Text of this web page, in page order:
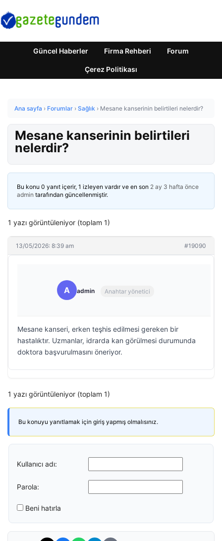
Güncel Haberler Firma Rehberi Forum
Çerez Politikası
Ana sayfa › Forumlar › Sağlık › Mesane kanserinin belirtileri nelerdir?
Mesane kanserinin belirtileri
nelerdir?
Bu konu 0 yanıt içerir, 1 izleyen vardır ve en son 2 ay 3 hafta önce
admin tarafından güncellenmiştir.
1 yazı görüntüleniyor (toplam 1)
13/05/2026: 8:39 am #19090
A admin Anahtar yönetici
Mesane kanseri, erken teşhis edilmesi gereken bir
hastalıktır. Uzmanlar, idrarda kan görülmesi durumunda
doktora başvurulmasını öneriyor.
1 yazı görüntüleniyor (toplam 1)
Bu konuyu yanıtlamak için giriş yapmış olmalısınız.
Kullanıcı adı:
Parola:
Beni hatırla